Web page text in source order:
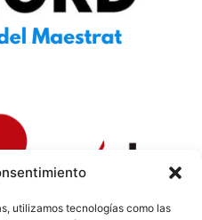
utilizamos tecnologías como las